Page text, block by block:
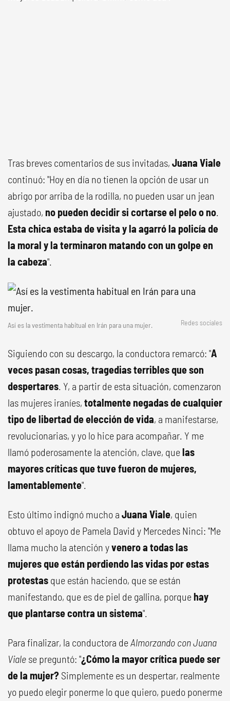
Tras breves comentarios de sus invitadas, Juana Viale
continuó: "Hoy en día no tienen la opción de usar un
abrigo por arriba de la rodilla, no pueden usar un jean
ajustado, no pueden decidir si cortarse el pelo o no.
Esta chica estaba de visita y la agarró la policía de
la moral y la terminaron matando con un golpe en
la cabeza".
Así es la vestimenta habitual en Irán para una mujer. Redes sociales
Siguiendo con su descargo, la conductora remarcó: "A
veces pasan cosas, tragedias terribles que son
despertares. Y, a partir de esta situación, comenzaron
las mujeres iraníes, totalmente negadas de cualquier
tipo de libertad de elección de vida, a manifestarse,
revolucionarias, y yo lo hice para acompañar. Y me
llamó poderosamente la atención, clave, quelas
mayores críticas que tuve fueron de mujeres,
lamentablemente".
Esto último indignó mucho a Juana Viale, quien
obtuvo el apoyo de Pamela David y Mercedes Ninci: "Me
llama mucho la atención yvenero a todas las
mujeres que están perdiendo las vidas por estas
protestas que están haciendo, que se están
manifestando, que es de piel de gallina, porque hay
que plantarse contra un sistema".
Para finalizar, la conductora deAlmorzando con Juana
Viale se preguntó: "¿Cómo la mayor crítica puede ser
de la mujer? Simplemente es un despertar, realmente
yo puedo elegir ponerme lo que quiero, puedo ponerme